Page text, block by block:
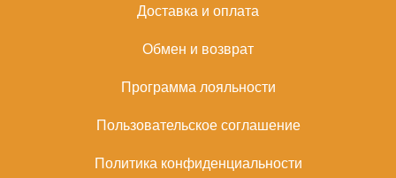
Доставка и оплата
Обмен и возврат
Программа лояльности
Пользовательское соглашение
Политика конфиденциальности